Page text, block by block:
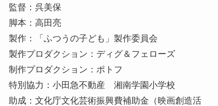
監督：呉美保
脚本：高田亮
製作：「ふつうの子ども」製作委員会
製作プロダクション：ディグ＆フェローズ
制作プロダクション：ポトフ
特別協力：小田急不動産 湘南学園小学校
助成：文化庁文化芸術振興費補助金（映画創造活